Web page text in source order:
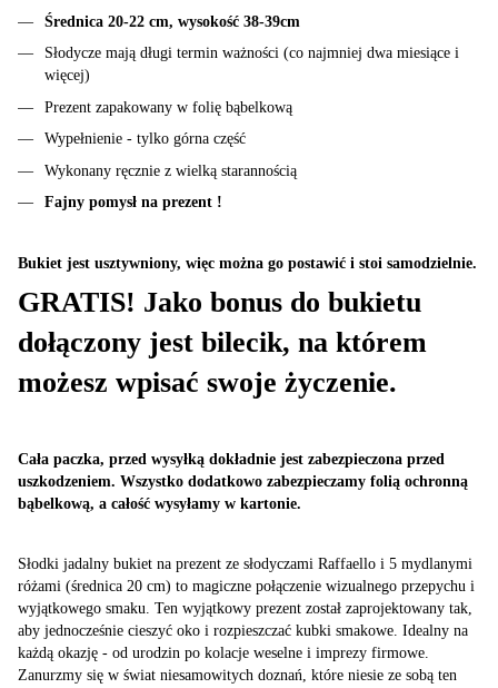
Średnica 20-22 cm, wysokość 38-39cm
Słodycze mają długi termin ważności (co najmniej dwa miesiące i
więcej)
Prezent zapakowany w folię bąbelkową
Wypełnienie - tylko górna część
Wykonany ręcznie z wielką starannością
Fajny pomysł na prezent !
Bukiet jest usztywniony, więc można go postawić i stoi samodzielnie.
GRATIS! Jako bonus do bukietu
dołączony jest bilecik, na którem
możesz wpisać swoje życzenie.
Cała paczka, przed wysyłką dokładnie jest zabezpieczona przed
uszkodzeniem. Wszystko dodatkowo zabezpieczamy folią ochronną
bąbelkową, a całość wysyłamy w kartonie.
Słodki jadalny bukiet na prezent ze słodyczami Raffaello i 5 mydlanymi
różami (średnica 20 cm) to magiczne połączenie wizualnego przepychu i
wyjątkowego smaku. Ten wyjątkowy prezent został zaprojektowany tak,
aby jednocześnie cieszyć oko i rozpieszczać kubki smakowe. Idealny na
każdą okazję - od urodzin po kolacje weselne i imprezy firmowe.
Zanurzmy się w świat niesamowitych doznań, które niesie ze sobą ten